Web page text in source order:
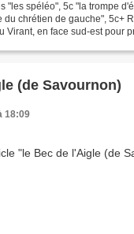
"les spéléo", 5c "la trompe
du chrétien de gauche", 5c+
Virant, en face sud-est pour
(de Savournon)
18:09